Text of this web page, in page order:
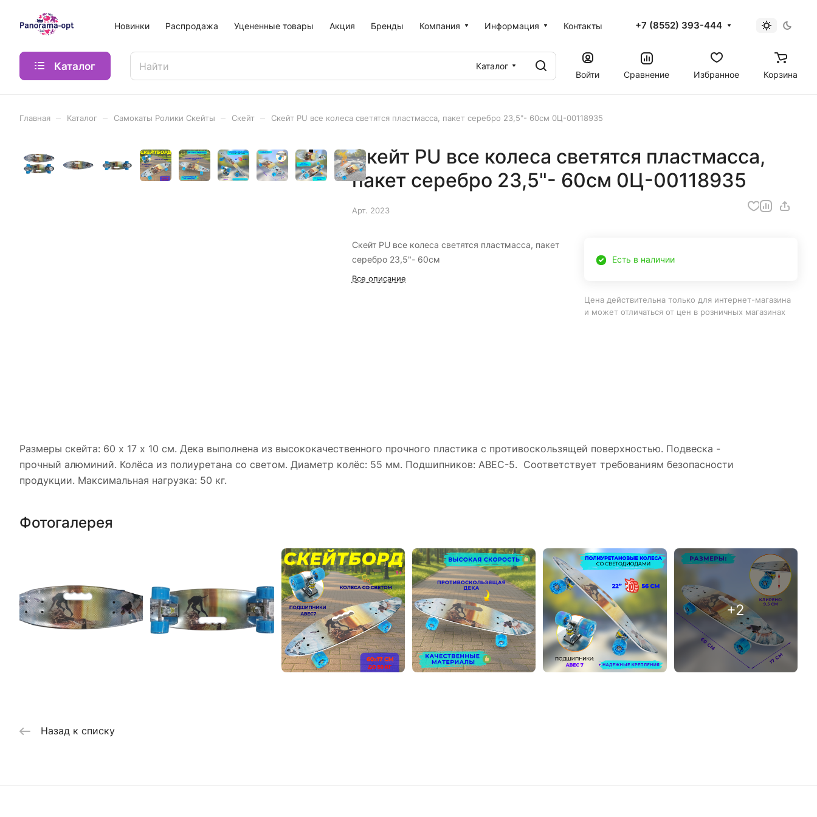
Новинки Распродажа Уцененные товары Акция Бренды Компания Информация Контакты +7 (8552) 393-444
Каталог
Каталог
Войти
Сравнение Избранное Корзина
Главная Каталог Самокаты Ролики Скейты Скейт Скейт PU все колеса светятся пластмасса, пакет серебро 23,5"- 60см 0Ц-00118935
Скейт PU все колеса светятся пластмасса,
пакет серебро 23,5"- 60см 0Ц-00118935
Арт. 2023
Скейт PU все колеса светятся пластмасса, пакет
серебро 23,5"- 60см
Все описание
Есть в наличии
Цена действительна только для интернет-магазина
и может отличаться от цен в розничных магазинах
Размеры скейта: 60 х 17 х 10 см. Дека выполнена из высококачественного прочного пластика с противоскользящей поверхностью. Подвеска -
прочный алюминий. Колёса из полиуретана со светом. Диаметр колёс: 55 мм. Подшипников: ABEC-5. Соответствует требованиям безопасности
продукции. Максимальная нагрузка: 50 кг.
Фотогалерея
Назад к списку